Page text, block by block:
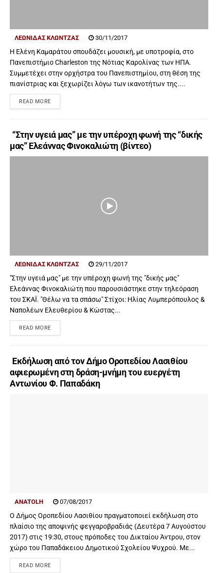
ΛΕΩΝΊΔΑΣ ΚΛΏΝΤΖΑΣ 30/11/2017
Η Ελένη Καμαράτου σπουδάζει μουσική, με υποτροφία, στο
Πανεπιστήμιο Charleston της Νότιας Καρολίνας των ΗΠΑ.
Συμμετέχει στην ορχήστρα του Πανεπιστημίου, στη θέση της
πιανίστριας και ξεχωρίζει λόγω των ικανοτήτων της....
READ MORE
“Στην υγειά μας” με την υπέροχη φωνή της “δικής
μας” Ελεάννας Φινοκαλιώτη (βίντεο)
ΛΕΩΝΊΔΑΣ ΚΛΏΝΤΖΑΣ 29/11/2017
"Στην υγειά μας" με την υπέροχη φωνή της "δικής μας"
Ελεάννας Φινοκαλιώτη που παρουσιάστηκε στην τηλεόραση
του ΣΚΑΪ. "Θέλω να τα σπάσω" Στίχοι: Ηλίας Λυμπερόπουλος &
Ναπολέων Ελευθερίου & Κώστας...
READ MORE
Εκδήλωση από τον Δήμο Οροπεδίου Λασιθίου
αφιερωμένη στη δράση-μνήμη του ευεργέτη
Αντωνίου Φ. Παπαδάκη
ANATOLH 07/08/2017
Ο Δήμος Οροπεδίου Λασιθίου πραγματοποιεί εκδήλωση στο
πλαίσιο της αποψινής φεγγαροβραδιάς (Δευτέρα 7 Αυγούστου
2017) στις 19:30, στους πρόποδες του Δικταίου Άντρου, στον
χώρο του Παπαδάκειου Δημοτικού Σχολείου Ψυχρού. Με...
READ MORE